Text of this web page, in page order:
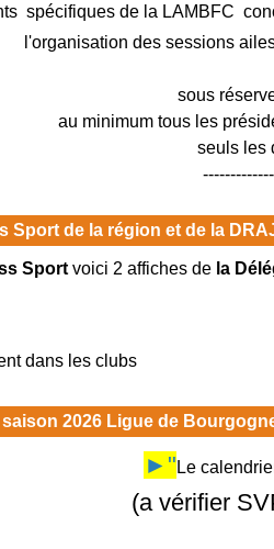
spécifiques de la LAMBFC
l'organisation des sessions
sous
au minimum tous les
seuls les
Sport de la région et de la
Sportvoici 2 affiches dela
dans les clubs
2026 Ligue de
►" Le
(a vérifier